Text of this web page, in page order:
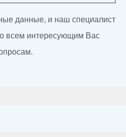
данные, и наш специалист
всем интересующим Вас